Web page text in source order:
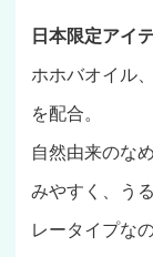
日本限定アイ
ホホバオイル
を配合。
自然由来のな
みやすく、う
レータイプな